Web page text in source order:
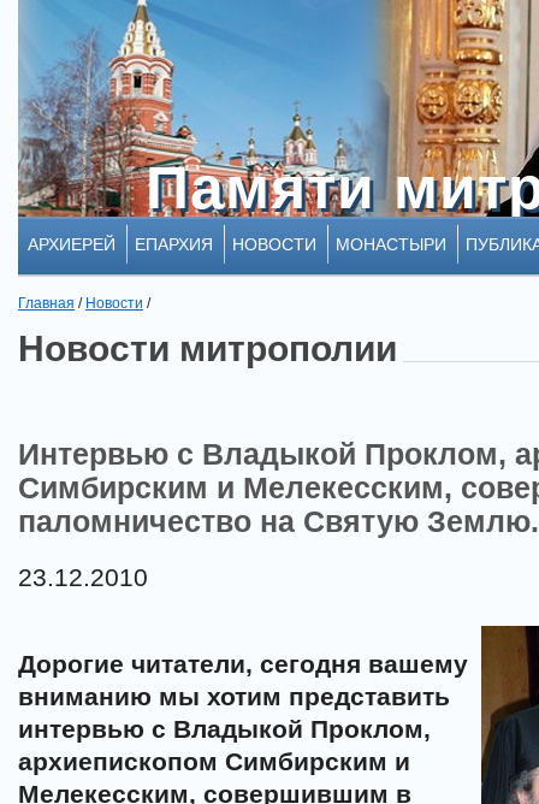
Памяти
Памяти
АРХИЕРЕЙ ЕПАРХИЯ НОВОСТИ МОНАСТЫРИ
Главная / Новости /
Новости митрополии
Интервью с Владыкой Проклом,
Симбирским и Мелекесским,
паломничество на Святую Землю.
23.12.2010
Дорогие читатели, сегодня вашему
вниманию мы хотим представить
интервью с Владыкой Проклом,
архиепископом Симбирским и
Мелекесским, совершившим в